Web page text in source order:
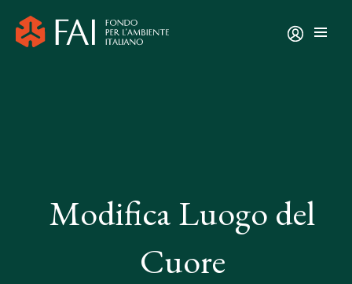
Modifica Luogo del
Cuore